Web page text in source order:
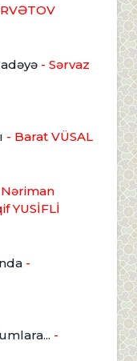
- Sərvaz
- Barat VÜSAL
YUSİFLİ
-
-